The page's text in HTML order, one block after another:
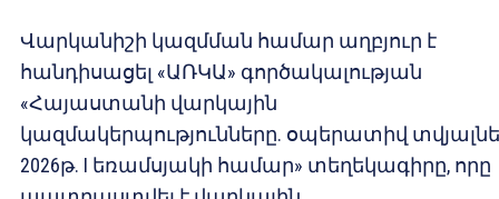
Վարկանիշի կազմման համար աղբյուր է
հանդիսացել «ԱՌԿԱ» գործակալության
«Հայաստանի վարկային
կազմակերպությունները. օպերատիվ
2026թ. I եռամսյակի համար» տեղեկագիրը, որը